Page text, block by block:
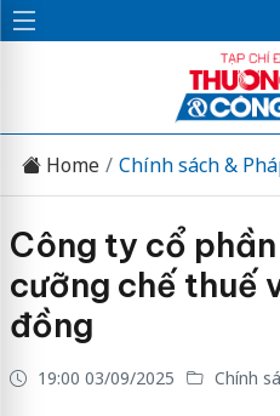
Home Chính sách &
Công ty cổ
cưỡng chế thuế
đồng
19:00 03/09/2025 Chính